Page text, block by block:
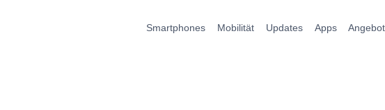
Smartphones Mobilität Updates Apps